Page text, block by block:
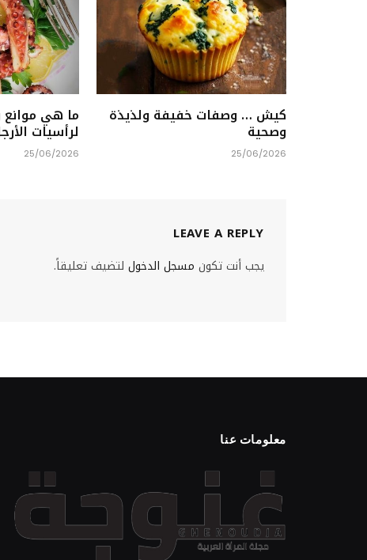
كيش … وصفات خفيفة ولذيذة
وصحية
25/06/2026
ما هي
لرأسيات
25/06/2026
LEAVE A REPLY
يجب أنت تكون مسجل الدخول لتضيف تعليقاً.
معلومات عنا